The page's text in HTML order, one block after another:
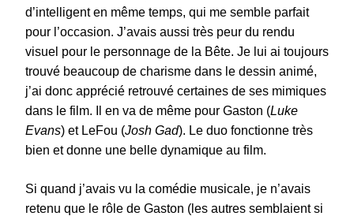
d’intelligent en même temps, qui me semble parfait
pour l’occasion. J’avais aussi très peur du rendu
visuel pour le personnage de la Bête. Je lui ai toujours
trouvé beaucoup de charisme dans le dessin animé,
j’ai donc apprécié retrouvé certaines de ses mimiques
dans le film. Il en va de même pour Gaston (Luke
Evans) et LeFou (Josh Gad). Le duo fonctionne très
bien et donne une belle dynamique au film.
Si quand j’avais vu la comédie musicale, je n’avais
retenu que le rôle de Gaston (les autres semblaient si